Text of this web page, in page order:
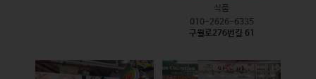
식품
010-2626-6335
구월로276번길 61